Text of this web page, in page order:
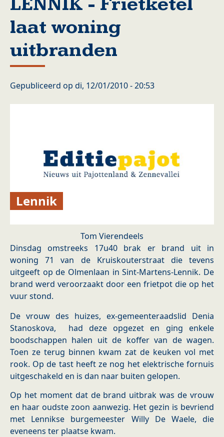
laat woning
uitbranden
Gepubliceerd op di, 12/01/2010 - 20:53
Lennik
Tom Vierendeels
Dinsdag omstreeks 17u40 brak er brand uit in
woning 71 van de Kruiskouterstraat die tevens
uitgeeft op de Olmenlaan in Sint-Martens-Lennik. De
brand werd veroorzaakt door een frietpot die op het
vuur stond.
De vrouw des huizes, ex-gemeenteraadslid Denia
Stanoskova, had deze opgezet en ging enkele
boodschappen halen uit de koffer van de wagen.
Toen ze terug binnen kwam zat de keuken vol met
rook. Op de tast heeft ze nog het elektrische fornuis
uitgeschakeld en is dan naar buiten gelopen.
Op het moment dat de brand uitbrak was de vrouw
en haar oudste zoon aanwezig. Het gezin is bevriend
met Lennikse burgemeester Willy De Waele, die
eveneens ter plaatse kwam.